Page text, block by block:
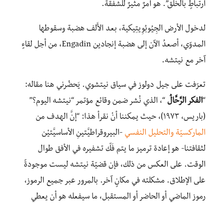
ارتباطٍ بالخلق”. هو أمرٌ مثيرٌ للشفقة.
لدخول الأرض الجِيُوبُوِيتِيكية، بعد الأَلف هضبة وسقوطها
المدوّي، أصعدُ الآن إلى هضبة إنجادين Engadin، من أجل لقاءٍ
آخر مع نيتشه.
تعرّفت على جيل دولوز في سياق نيتشوي. يَحضُرني هنا مقاله:
“الفكر الرَّحَّالُ “، الذي نُشر ضمن وقائع مؤتمر “نيتشه اليوم؟”
(باريس، ١٩٧٣)، حيث يمكننا أنْ نقرأ هذا: “إنَّ الهدف من
الماركسيّة والتحليل النفسي -البيروقراطيَّتينِ الأساسيَّتيْن
لثقافتنا- هو إعادة ترميز ما يتم فَكّ تشفيره في الأفق طوال
الوقت. على العكس من ذلك، فإن قضيّة نيتشه ليست موجودةً
على الإطلاق. مشكلته في مكانٍ آخر. بالمرور عبر جميع الرموز،
رموز الماضي أو الحاضر أو المستقبل، ما سيفعله هو أن يعطي